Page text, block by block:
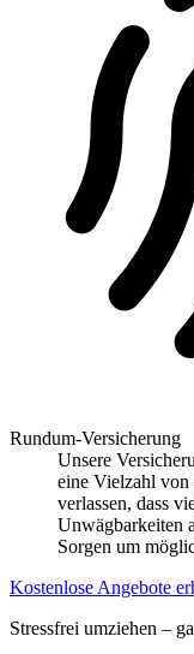
Rundum-Versicherung
Unsere
eine Vielzahl von
verlassen, dass
Unwägbarkeiten
Sorgen um
Kostenlose Angebote
Stressfrei umziehen –